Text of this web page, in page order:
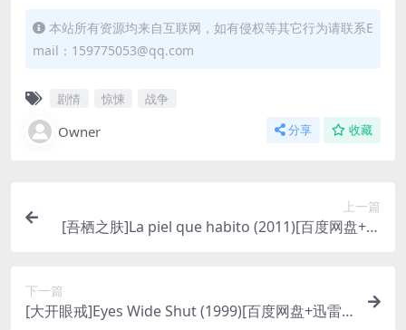
本站所有资源均来自互联网，如有侵权等其它行为请联系E
mail：159775053@qq.com
剧情 惊悚 战争
Owner 分享 收藏
上一篇
[吾栖之肤]La piel que habito (2011)[百度网盘+迅
下一篇
[大开眼戒]Eyes Wide Shut (1999)[百度网盘+迅雷